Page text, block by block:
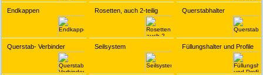
Endkappen Rosetten, auch 2-teilig Querstabhalter
Querstab- Verbinder Seilsystem Füllungshalter und Profile